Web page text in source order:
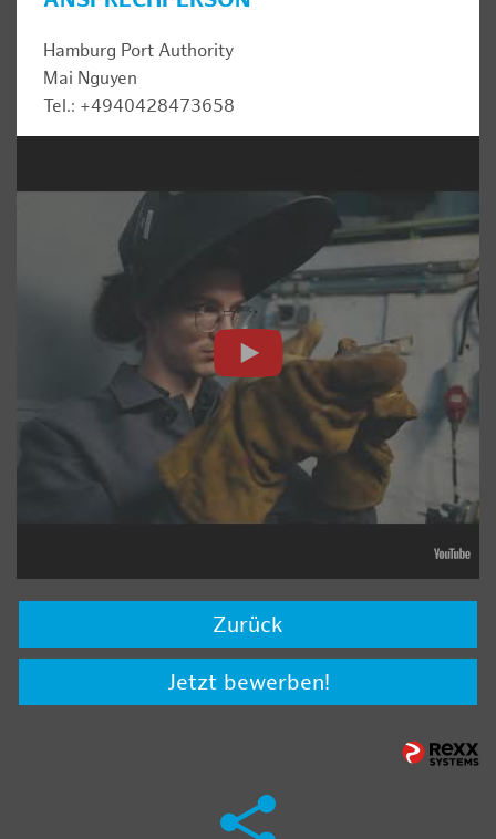
Hamburg Port Authority
Mai Nguyen
Tel.: +4940428473658
Zurück
Jetzt bewerben!